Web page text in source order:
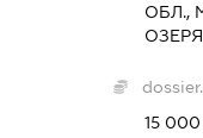
ОБЛ.,
15 000